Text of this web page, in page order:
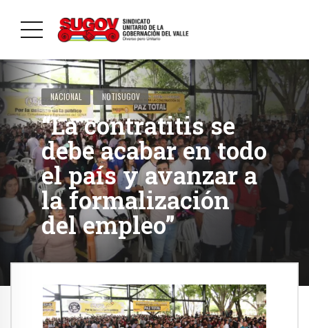
NACIONAL NOTISUGOV
“La contratitis se
debe acabar en todo
el país y avanzar a
la formalización
del empleo”